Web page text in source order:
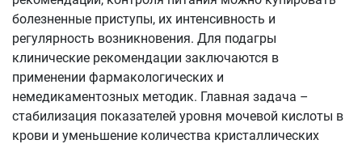
болезненные приступы, их интенсивность и
регулярность возникновения. Для подагры
клинические рекомендации заключаются в
применении фармакологических и
немедикаментозных методик. Главная задача –
стабилизация показателей уровня мочевой кислоты в
крови и уменьшение количества кристаллических